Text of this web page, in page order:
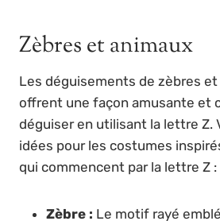
Zèbres et animaux
Les déguisements de zèbres et
offrent une façon amusante et
déguiser en utilisant la lettre Z.
idées pour les costumes
qui commencent par la lettre Z :
Zèbre : Le motif rayé